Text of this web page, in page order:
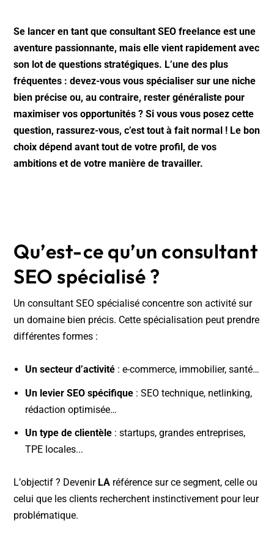
Se lancer en tant que consultant SEO freelance est une
aventure passionnante, mais elle vient rapidement avec
son lot de questions stratégiques. L’une des plus
fréquentes : devez-vous vous spécialiser sur une niche
bien précise ou, au contraire, rester généraliste pour
maximiser vos opportunités ? Si vous vous posez cette
question, rassurez-vous, c’est tout à fait normal ! Le bon
choix dépend avant tout de votre profil, de vos
ambitions et de votre manière de travailler.
Qu’est-ce qu’un consultant
SEO spécialisé ?
Un consultant SEO spécialisé concentre son activité sur
un domaine bien précis. Cette spécialisation peut prendre
différentes formes :
Un secteur d’activité: e-commerce, immobilier, santé…
Un levier SEO spécifique: SEO technique, netlinking,
rédaction optimisée…
Un type de clientèle: startups, grandes entreprises,
TPE locales...
L’objectif ? Devenir LA référence sur ce segment, celle ou
celui que les clients recherchent instinctivement pour leur
problématique.